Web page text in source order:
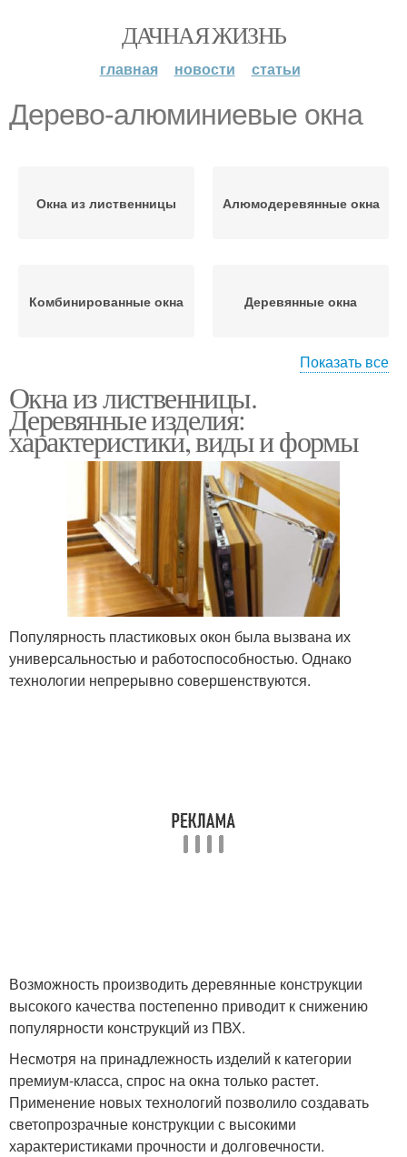
ДАЧНАЯ ЖИЗНЬ
главная новости статьи
Дерево-алюминиевые окна
Окна из лиственницы Алюмодеревянные окна
Комбинированные окна Деревянные окна
Алюминиевые окна
Показать все
Окна из лиственницы.
Деревянные изделия:
характеристики, виды и формы
Популярность пластиковых окон была вызвана их
универсальностью и работоспособностью. Однако
технологии непрерывно совершенствуются.
Возможность производить деревянные конструкции
высокого качества постепенно приводит к снижению
популярности конструкций из ПВХ.
Несмотря на принадлежность изделий к категории
премиум-класса, спрос на окна только растет.
Применение новых технологий позволило создавать
светопрозрачные конструкции с высокими
характеристиками прочности и долговечности.